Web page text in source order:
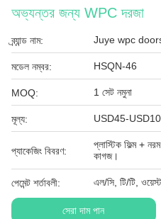
অভ্যন্তর জন্য WPC দরজা
ব্র্যান্ড নাম: Juye wpc
মডেল নম্বর: HSQN-46
MOQ: 1 সেট নমুনা
মূল্য: USD45-
প্যাকেজিং বিবরণ:
প্লাস্টিক ফিল্ম +
কাগজ।
পেমেন্ট শর্তাবলী: এল/সি, টি/টি,
সেরা দাম পান